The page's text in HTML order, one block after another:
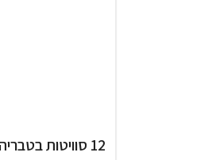
12 סוויטות בטבריה